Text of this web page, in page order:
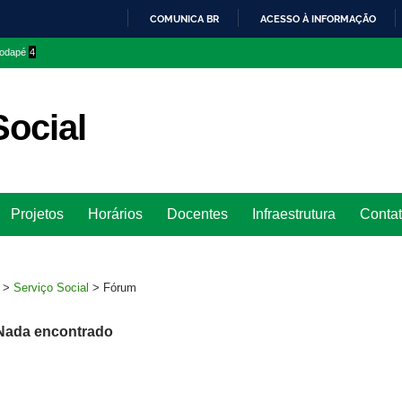
O
COMUNICA BR ACESSO À INFORMAÇÃO
4
para
Projetos Horários Docentes Infraestrutura
> Serviço Social > Fórum
encontrado